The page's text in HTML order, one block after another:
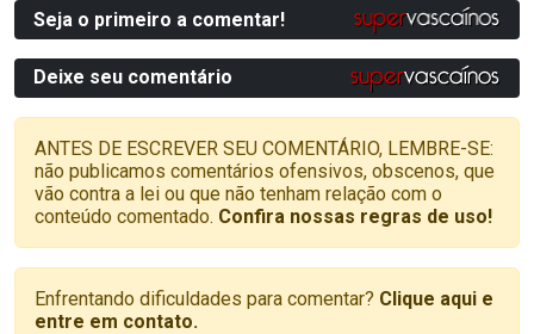
Seja o primeiro a comentar!
Deixe seu comentário
ANTES DE ESCREVER SEU COMENTÁRIO, LEMBRE-SE:
não publicamos comentários ofensivos, obscenos, que
vão contra a lei ou que não tenham relação com o
conteúdo comentado. Confira nossas regras de uso!
Enfrentando dificuldades para comentar? Clique aqui e
entre em contato.